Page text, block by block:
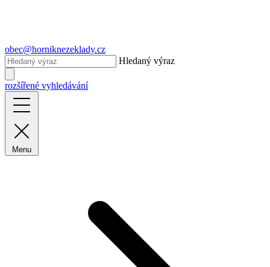
obec@horniknezeklady.cz
Hledaný výraz
rozšířené vyhledávání
Menu